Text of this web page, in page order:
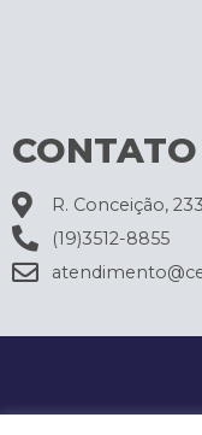
CONTATO
R. Conceição,
(19)3512-8855